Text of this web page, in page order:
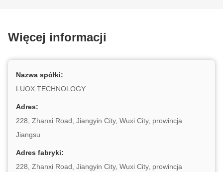
Więcej informacji
Nazwa spółki:
LUOX TECHNOLOGY
Adres:
228, Zhanxi Road, Jiangyin City, Wuxi City, prowincja
Jiangsu
Adres fabryki:
228, Zhanxi Road, Jiangyin City, Wuxi City, prowincja